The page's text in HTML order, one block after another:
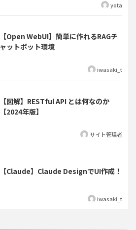
yota
【Open WebUI】簡単に作れるRAGチ
ャットボット環境
iwasaki_t
【図解】RESTful API とは何なのか
【2024年版】
サイト管理者
【Claude】Claude DesignでUI作成！
iwasaki_t